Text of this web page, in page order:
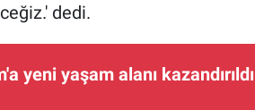
dedi.
yeni yaşam alanı kazandırıldı